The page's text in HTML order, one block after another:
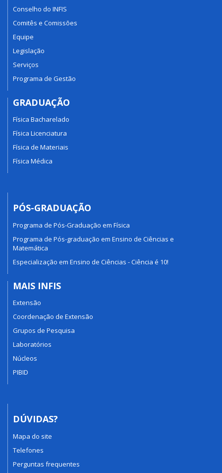
Conselho do INFIS
Comitês e Comissões
Equipe
Legislação
Serviços
Programa de Gestão
GRADUAÇÃO
Física Bacharelado
Física Licenciatura
Física de Materiais
Física Médica
PÓS-GRADUAÇÃO
Programa de Pós-Graduação em Física
Programa de Pós-graduação em Ensino de Ciências e
Matemática
Especialização em Ensino de Ciências - Ciência é 10!
MAIS INFIS
Extensão
Coordenação de Extensão
Grupos de Pesquisa
Laboratórios
Núcleos
PIBID
DÚVIDAS?
Mapa do site
Telefones
Perguntas frequentes